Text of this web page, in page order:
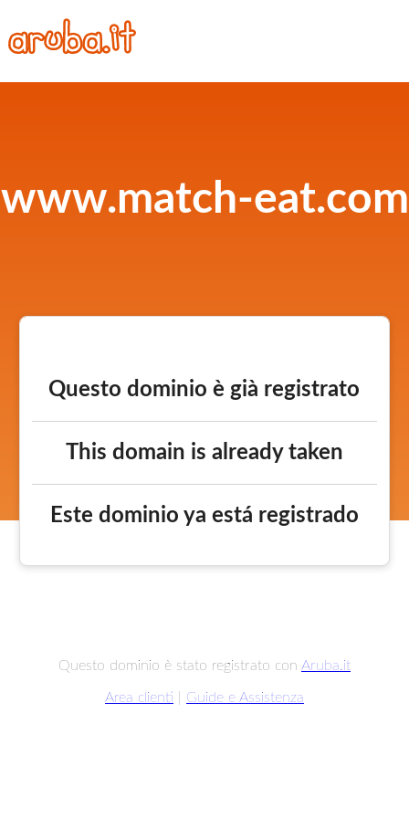
www.match-eat.com
Questo dominio è già registrato
This domain is already taken
Este dominio ya está registrado
Questo dominio è stato registrato con Aruba.it
Area clienti Guide e Assistenza